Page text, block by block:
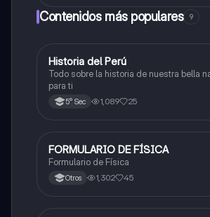
Contenidos más populares 9
Ciencias Sociales
Historia del Perú
Todo sobre la historia de nuestra bella
para ti
5° Sec 1,089 25
Física
FORMULARIO DE FÍSICA
Formulario de Física
Otros 1,302 45